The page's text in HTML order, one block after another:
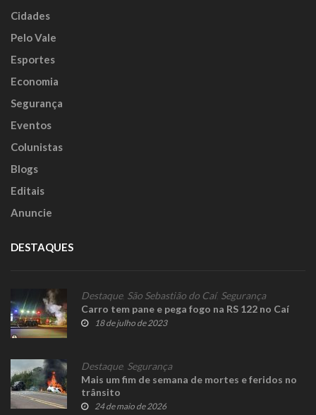
Cidades
Pelo Vale
Esportes
Economia
Segurança
Eventos
Colunistas
Blogs
Editais
Anuncie
DESTAQUES
Destaque, São Sebastião do Caí, Segurança
Carro tem pane e pega fogo na RS 122 no Caí
18 de julho de 2023
Destaque, Segurança
Mais um fim de semana de mortes e feridos no
trânsito
24 de maio de 2026